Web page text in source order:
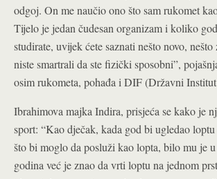
odgoj. On me naučio ono što sam rukomet
Tijelo je jedan čudesan organizam i koliko
studirate, uvijek ćete saznati nešto novo, nešto
niste smartrali da ste fizički sposobni”,
osim rukometa, pohađa i DIF (Državni
Ibrahimova majka Indira, prisjeća se kako je
sport: “Kao dječak, kada god bi ugledao
što bi moglo da posluži kao lopta, bilo mu je
godina već je znao da vrti loptu na jednom